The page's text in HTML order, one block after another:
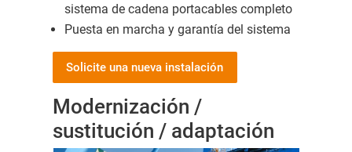
sistema de cadena portacables completo
Puesta en marcha y garantía del sistema
Solicite una nueva instalación
Modernización /
sustitución / adaptación